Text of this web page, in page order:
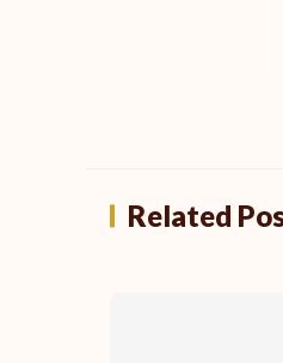
Related